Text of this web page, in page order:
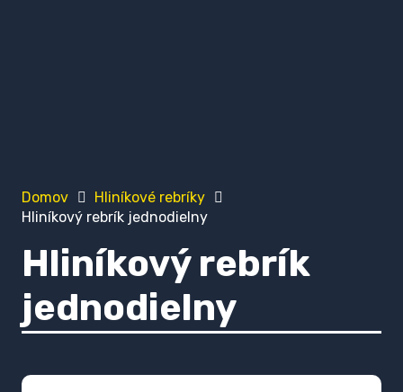
Domov
Hliníkové rebríky
Hliníkový rebrík jednodielny
Hliníkový rebrík
jednodielny